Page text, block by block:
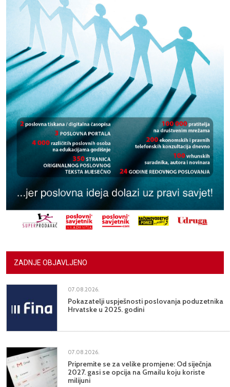
ZADNJE OBJAVLJENO
07.08.2026.
Pokazatelji uspješnosti poslovanja poduzetnika
Hrvatske u 2025. godini
07.08.2026.
Pripremite se za velike promjene: Od siječnja
2027. gasi se opcija na Gmailu koju koriste
milijuni